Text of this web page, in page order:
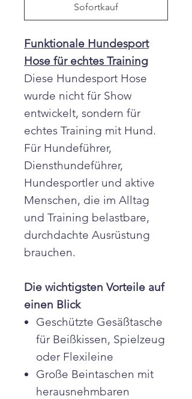
Sofortkauf
Funktionale Hundesport
Hose für echtes Training
Diese Hundesport Hose
wurde nicht für Show
entwickelt, sondern für
echtes Training mit Hund.
Für Hundeführer,
Diensthundeführer,
Hundesportler und aktive
Menschen, die im Alltag
und Training belastbare,
durchdachte Ausrüstung
brauchen.
Die wichtigsten Vorteile auf
einen Blick
Geschützte Gesäßtasche
für Beißkissen, Spielzeug
oder Flexileine
Große Beintaschen mit
herausnehmbaren